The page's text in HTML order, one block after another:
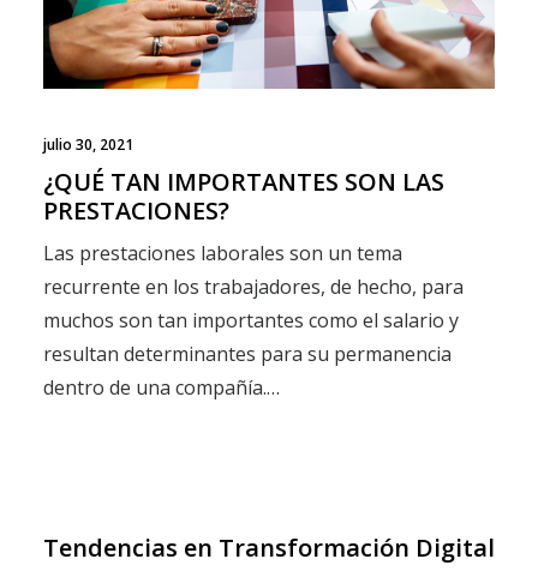
julio 30, 2021
¿QUÉ TAN IMPORTANTES SON LAS
PRESTACIONES?
Las prestaciones laborales son un tema
recurrente en los trabajadores, de hecho, para
muchos son tan importantes como el salario y
resultan determinantes para su permanencia
dentro de una compañía.…
Tendencias en Transformación Digital